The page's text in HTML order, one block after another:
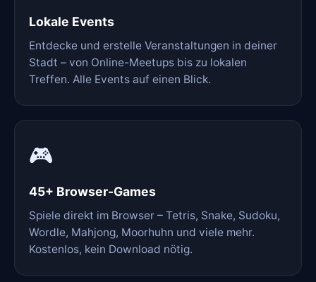
Lokale Events
Entdecke und erstelle Veranstaltungen in deiner
Stadt – von Online-Meetups bis zu lokalen
Treffen. Alle Events auf einen Blick.
🎮
45+ Browser-Games
Spiele direkt im Browser – Tetris, Snake, Sudoku,
Wordle, Mahjong, Moorhuhn und viele mehr.
Kostenlos, kein Download nötig.